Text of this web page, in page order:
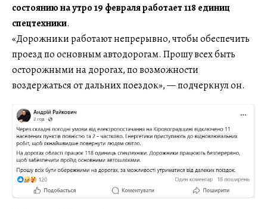
состоянию на утро 19 февраля работает 118 единиц
спецтехники.
«Дорожники работают непрерывно, чтобы обеспечить
проезд по основным автодорогам. Прошу всех быть
осторожными на дорогах, по возможности
воздержаться от дальних поездок», — подчеркнул он.